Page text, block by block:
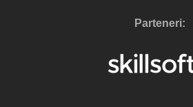
Parteneri: